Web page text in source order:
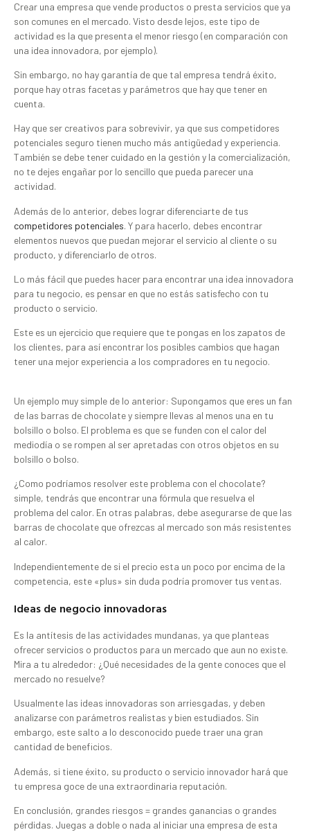
Crear una empresa que vende productos o presta servicios que ya
son comunes en el mercado. Visto desde lejos, este tipo de
actividad es la que presenta el menor riesgo (en comparación con
una idea innovadora, por ejemplo).
Sin embargo, no hay garantía de que tal empresa tendrá éxito,
porque hay otras facetas y parámetros que hay que tener en
cuenta.
Hay que ser creativos para sobrevivir, ya que sus competidores
potenciales seguro tienen mucho más antigüedad y experiencia.
También se debe tener cuidado en la gestión y la comercialización,
no te dejes engañar por lo sencillo que pueda parecer una
actividad.
Además de lo anterior, debes lograr diferenciarte de tus
competidores potenciales. Y para hacerlo, debes encontrar
elementos nuevos que puedan mejorar el servicio al cliente o su
producto, y diferenciarlo de otros.
Lo más fácil que puedes hacer para encontrar una idea innovadora
para tu negocio, es pensar en que no estás satisfecho con tu
producto o servicio.
Este es un ejercicio que requiere que te pongas en los zapatos de
los clientes, para así encontrar los posibles cambios que hagan
tener una mejor experiencia a los compradores en tu negocio.
Un ejemplo muy simple de lo anterior: Supongamos que eres un fan
de las barras de chocolate y siempre llevas al menos una en tu
bolsillo o bolso. El problema es que se funden con el calor del
mediodía o se rompen al ser apretadas con otros objetos en su
bolsillo o bolso.
¿Como podríamos resolver este problema con el chocolate?
simple, tendrás que encontrar una fórmula que resuelva el
problema del calor. En otras palabras, debe asegurarse de que las
barras de chocolate que ofrezcas al mercado son más resistentes
al calor.
Independientemente de si el precio esta un poco por encima de la
competencia, este «plus» sin duda podría promover tus ventas.
Ideas de negocio innovadoras
Es la antítesis de las actividades mundanas, ya que planteas
ofrecer servicios o productos para un mercado que aun no existe.
Mira a tu alrededor: ¿Qué necesidades de la gente conoces que el
mercado no resuelve?
Usualmente las ideas innovadoras son arriesgadas, y deben
analizarse con parámetros realistas y bien estudiados. Sin
embargo, este salto a lo desconocido puede traer una gran
cantidad de beneficios.
Además, si tiene éxito, su producto o servicio innovador hará que
tu empresa goce de una extraordinaria reputación.
En conclusión, grandes riesgos = grandes ganancias o grandes
pérdidas. Juegas a doble o nada al iniciar una empresa de esta